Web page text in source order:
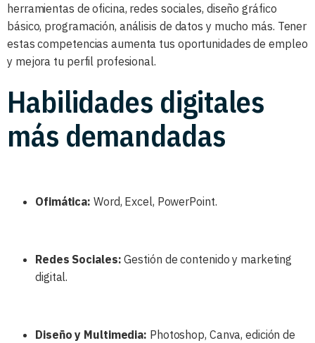
herramientas de oficina, redes sociales, diseño gráfico
básico, programación, análisis de datos y mucho más. Tener
estas competencias aumenta tus oportunidades de empleo
y mejora tu perfil profesional.
Habilidades digitales
más demandadas
Ofimática: Word, Excel, PowerPoint.
Redes Sociales: Gestión de contenido y marketing
digital.
Diseño y Multimedia: Photoshop, Canva, edición de